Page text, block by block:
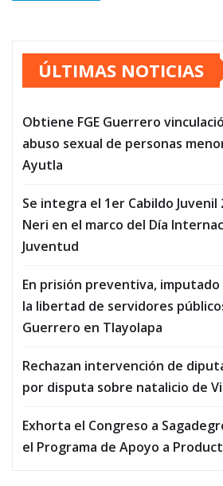
ÚLTIMAS NOTICIAS
Obtiene FGE Guerrero
abuso sexual de personas
Ayutla
Se integra el 1er Cabildo Juvenil
Neri en el marco del Día
Juventud
En prisión preventiva,
la libertad de servidores
Guerrero en Tlayolapa
Rechazan intervención de
por disputa sobre natalicio de
Exhorta el Congreso a
el Programa de Apoyo a